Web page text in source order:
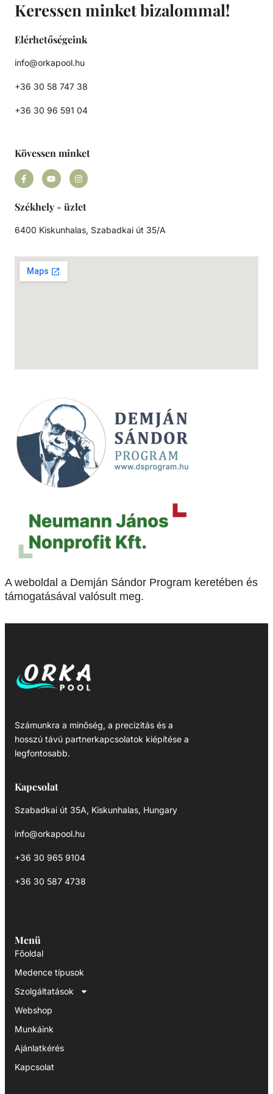
kiegyensúlyozott áramlás és visszamosás, valamint a
Keressen minket bizalommal!
Elérhetőségeink
info@orkapool.hu
+36 30 58 747 38
+36 30 96 591 04
Kövessen minket
Székhely - üzlet
6400 Kiskunhalas, Szabadkai út 35/A
A weboldal a Demján Sándor Program keretében és
támogatásával valósult meg.
Számunkra a minőség, a precizitás és a
hosszú távú partnerkapcsolatok kiépítése a
legfontosabb.
Kapcsolat
Szabadkai út 35A, Kiskunhalas, Hungary
info@orkapool.hu
+36 30 965 9104
+36 30 587 4738
Menü
Főoldal
Medence típusok
Szolgáltatások
Webshop
Munkáink
Ajánlatkérés
Kapcsolat